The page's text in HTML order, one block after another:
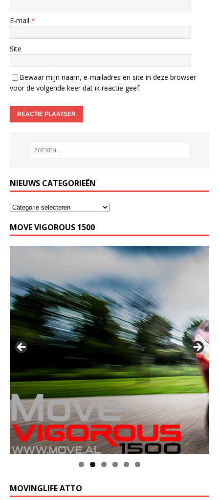
E-mail *
Site
Bewaar mijn naam, e-mailadres en site in deze browser
voor de volgende keer dat ik reactie geef.
NIEUWS CATEGORIEËN
MOVE VIGOROUS 1500
MOVINGLIFE ATTO